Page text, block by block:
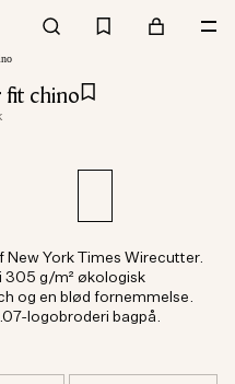
fit chino
New York Times Wirecutter.
305 g/m² økologisk
og en blød fornemmelse.
logobroderi bagpå.